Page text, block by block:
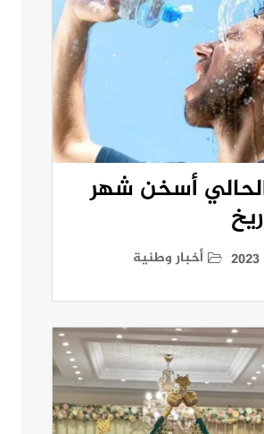
أسخن شهر
أخبار وطنية